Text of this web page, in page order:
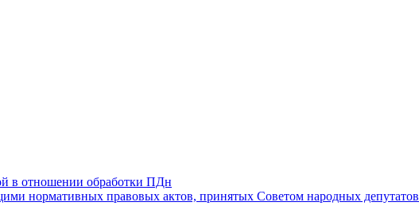
в отношении обработки ПДн
нормативных правовых актов, принятых Советом народных депутатов